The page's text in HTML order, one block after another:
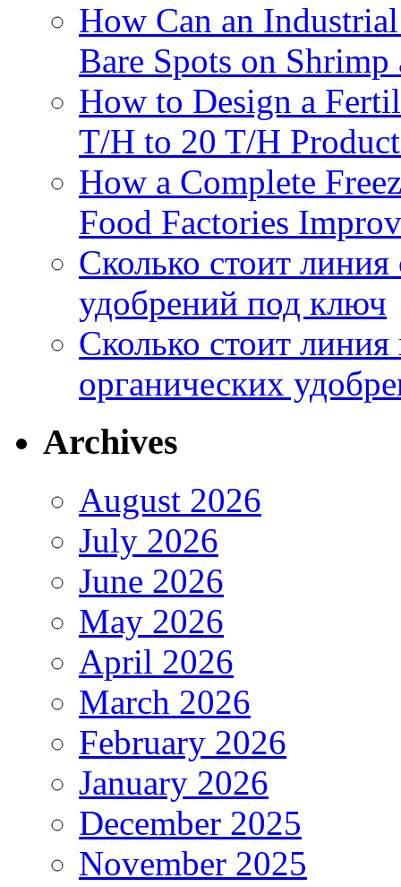
How Can an
Bare Spots on Shrimp
How to Design a
T/H to 20 T/H
How a Complete
Food Factories
Сколько стоит
удобрений под ключ
Сколько стоит
органических
Archives
August 2026
July 2026
June 2026
May 2026
April 2026
March 2026
February 2026
January 2026
December 2025
November 2025